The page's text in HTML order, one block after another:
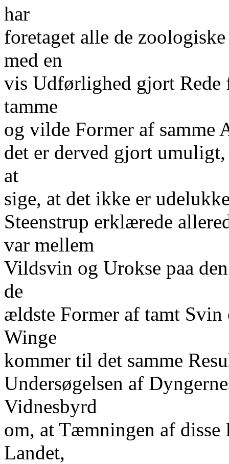
har
foretaget alle de
med en
vis Udførlighed gjort Rede
tamme
og vilde Former af samme
det er derved gjort
at
sige, at det ikke er
Steenstrup erklærede
var mellem
Vildsvin og Urokse paa
de
ældste Former af tamt
Winge
kommer til det samme
Undersøgelsen af
Vidnesbyrd
om, at Tæmningen af
Landet,